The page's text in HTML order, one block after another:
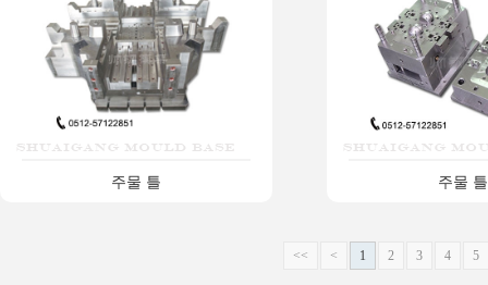
주물 틀 주물 틀
<< < 1 2 3 4 5